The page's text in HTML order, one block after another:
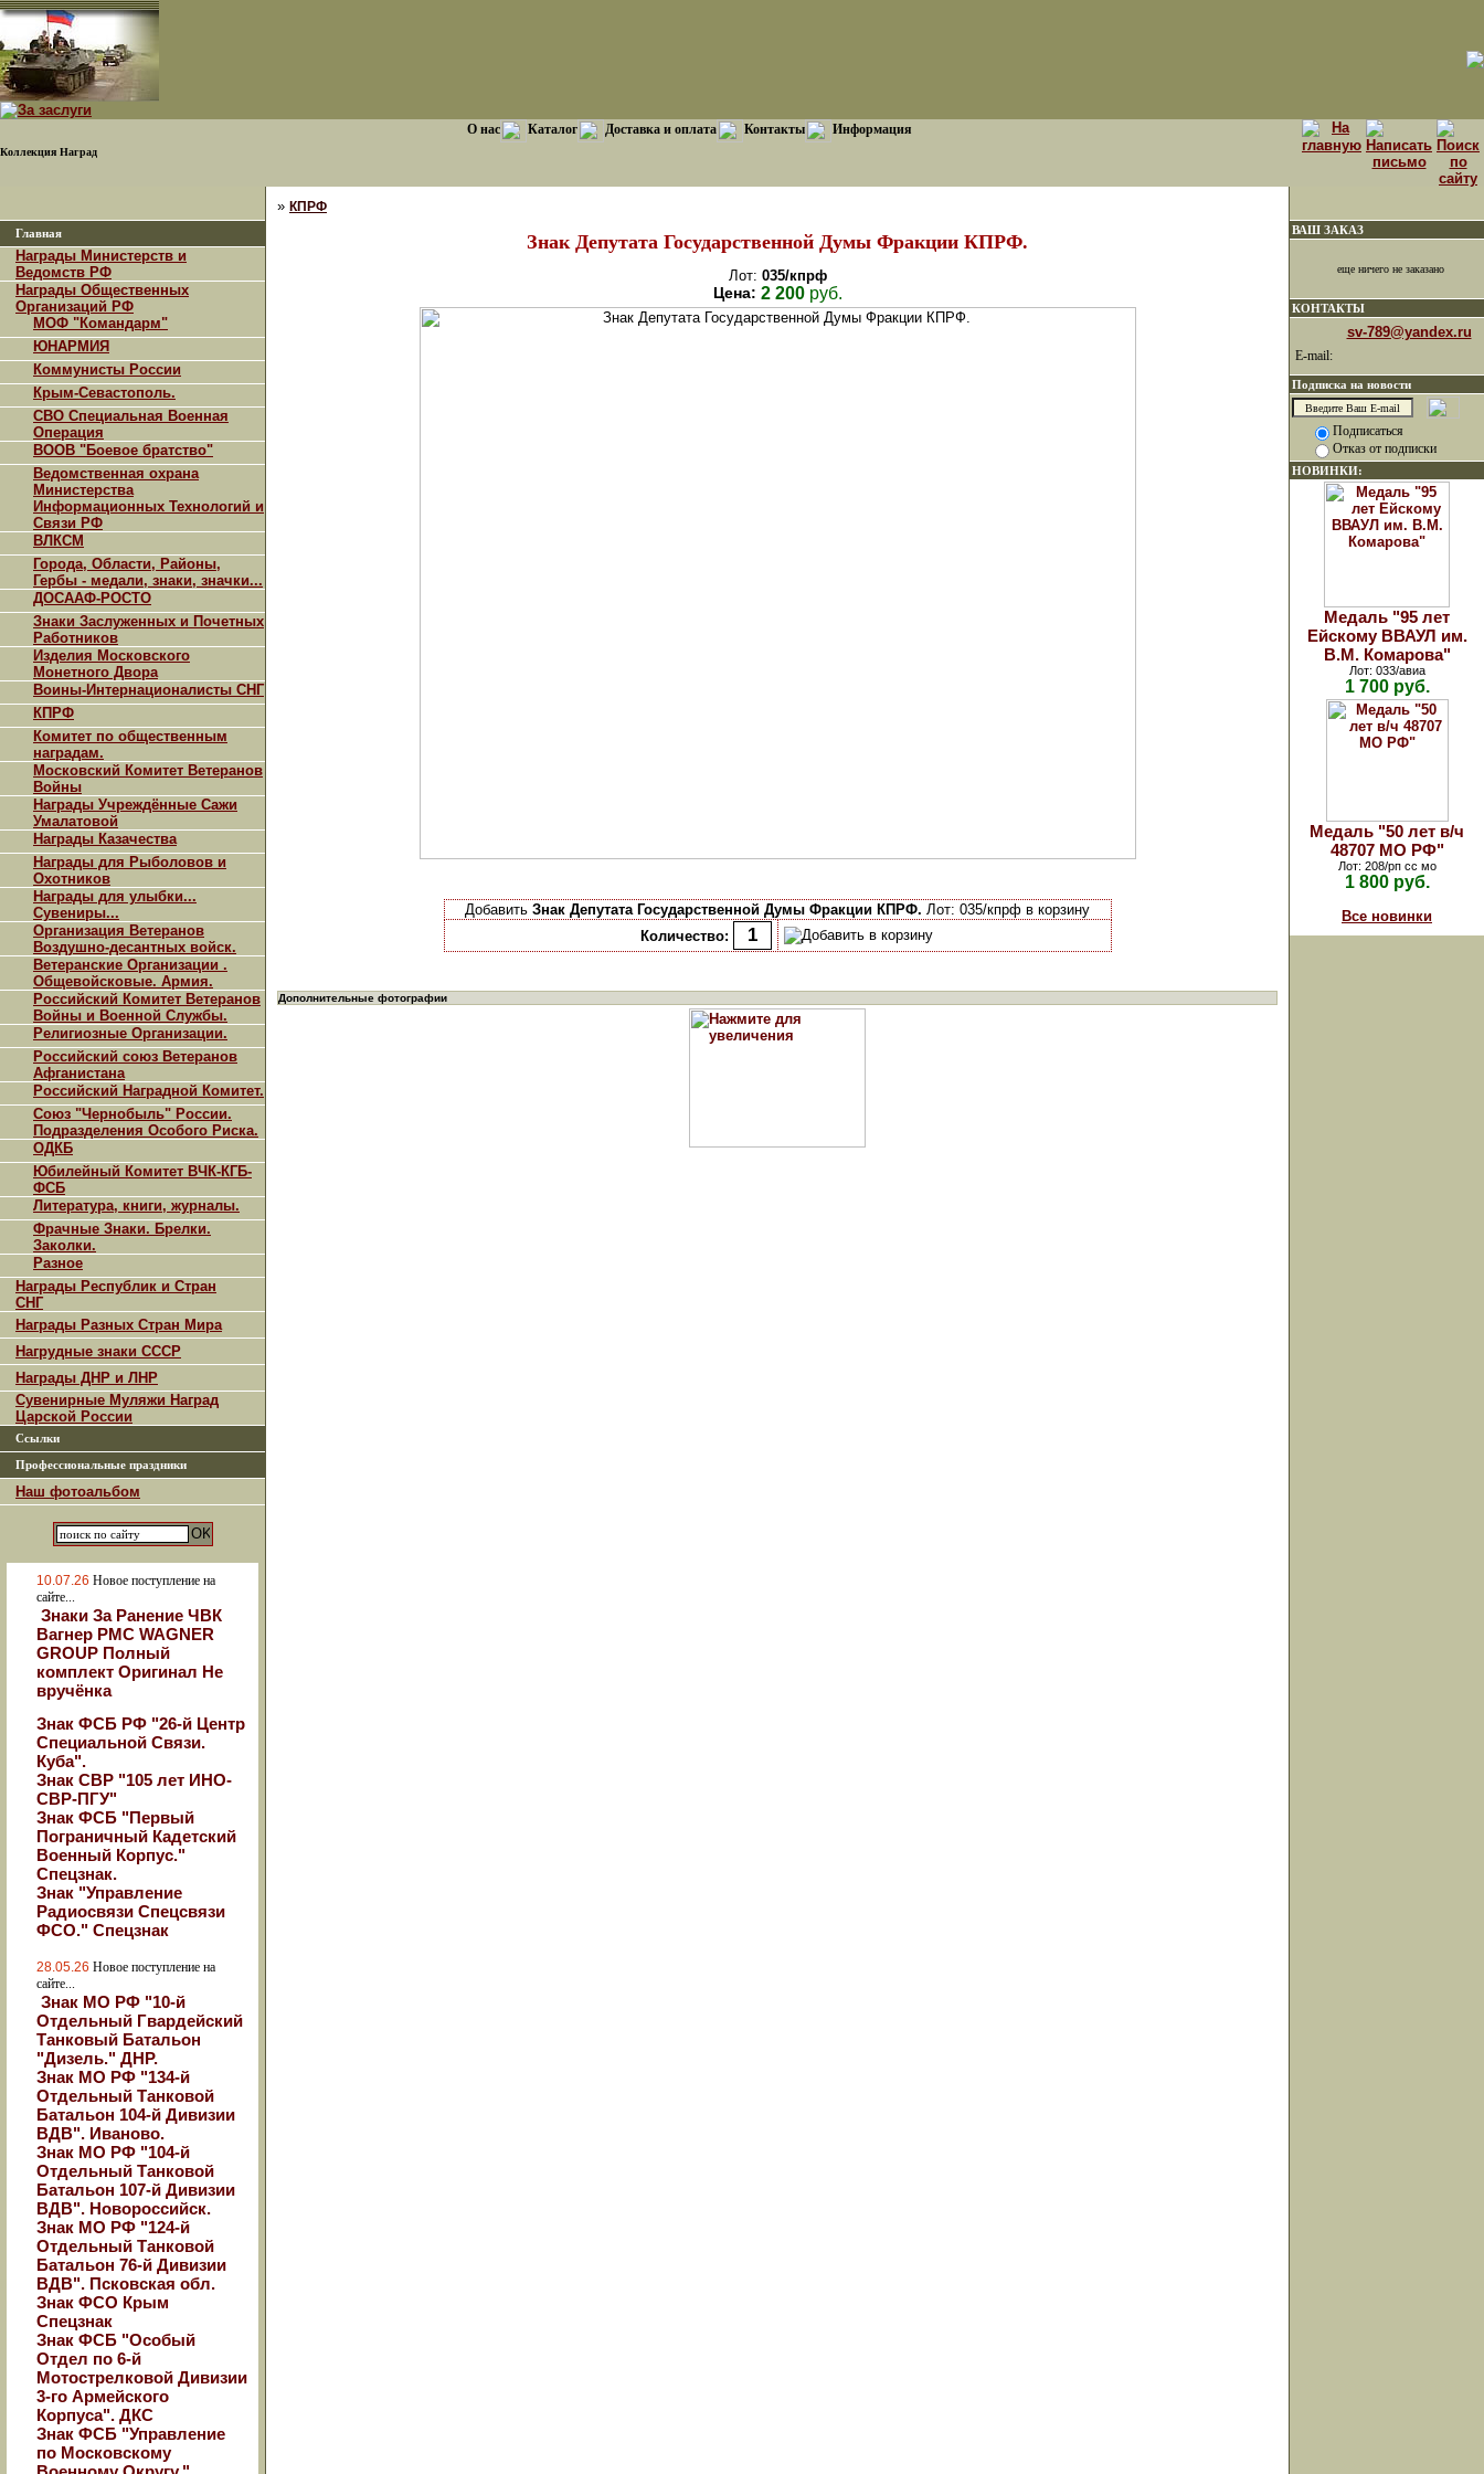
Коллекция Наград
О нас Каталог Доставка и оплата Контакты Информация
Главная
Награды Министерств и
Ведомств РФ
Награды Общественных
Организаций РФ
МОФ "Командарм"
ЮНАРМИЯ
Коммунисты России
Крым-Севастополь.
СВО Специальная Военная
Операция
ВООВ "Боевое братство"
Ведомственная охрана
Министерства
Информационных Технологий и
Связи РФ
ВЛКСМ
Города, Области, Районы,
Гербы - медали, знаки, значки...
ДОСААФ-РОСТО
Знаки Заслуженных и Почетных
Работников
Изделия Московского
Монетного Двора
Воины-Интернационалисты СНГ
КПРФ
Комитет по общественным
наградам.
Московский Комитет Ветеранов
Войны
Награды Учреждённые Сажи
Умалатовой
Награды Казачества
Награды для Рыболовов и
Охотников
Награды для улыбки...
Сувениры...
Организация Ветеранов
Воздушно-десантных войск.
Ветеранские Организации .
Общевойсковые. Армия.
Российский Комитет Ветеранов
Войны и Военной Службы.
Религиозные Организации.
Российский союз Ветеранов
Афганистана
Российский Наградной Комитет.
Союз "Чернобыль" России.
Подразделения Особого Риска.
ОДКБ
Юбилейный Комитет ВЧК-КГБ-
ФСБ
Литература, книги, журналы.
Фрачные Знаки. Брелки.
Заколки.
Разное
Награды Республик и Стран
СНГ
Награды Разных Стран Мира
Нагрудные знаки СССР
Награды ДНР и ЛНР
Сувенирные Муляжи Наград
Царской России
Ссылки
Профессиональные праздники
Наш фотоальбом
10.07.26 Новое поступление на
сайте...
Знаки За Ранение ЧВК
Вагнер РМС WAGNER
GROUP Полный
комплект Оригинал Не
вручёнка
Знак ФСБ РФ "26-й Центр
Специальной Связи.
Куба".
Знак СВР "105 лет ИНО-
СВР-ПГУ"
Знак ФСБ "Первый
Пограничный Кадетский
Военный Корпус."
Спецзнак.
Знак "Управление
Радиосвязи Спецсвязи
ФСО." Спецзнак
28.05.26 Новое поступление на
сайте...
Знак МО РФ "10-й
Отдельный Гвардейский
Танковый Батальон
"Дизель." ДНР.
Знак МО РФ "134-й
Отдельный Танковой
Батальон 104-й Дивизии
ВДВ". Иваново.
Знак МО РФ "104-й
Отдельный Танковой
Батальон 107-й Дивизии
ВДВ". Новороссийск.
Знак МО РФ "124-й
Отдельный Танковой
Батальон 76-й Дивизии
ВДВ". Псковская обл.
Знак ФСО Крым
Спецзнак
Знак ФСБ "Особый
Отдел по 6-й
Мотострелковой Дивизии
3-го Армейского
Корпуса". ДКС
Знак ФСБ "Управление
по Московскому
» КПРФ
Знак Депутата Государственной Думы Фракции КПРФ.
Лот: 035/кпрф
Цена: 2 200руб.
Добавить Знак Депутата Государственной Думы Фракции КПРФ. Лот: 035/кпрф в корзину
Количество:
Дополнительные фотографии
ВАШ ЗАКАЗ
еще ничего не заказано
КОНТАКТЫ
sv-789@yandex.ru
E-mail:
Подписка на новости
Подписаться
Отказ от подписки
НОВИНКИ:
Медаль "95 лет
Ейскому ВВАУЛ им.
В.М. Комарова"
Лот: 033/авиа
1 700 руб.
Медаль "50 лет в/ч
48707 МО РФ"
Лот: 208/рп сс мо
1 800 руб.
Все новинки